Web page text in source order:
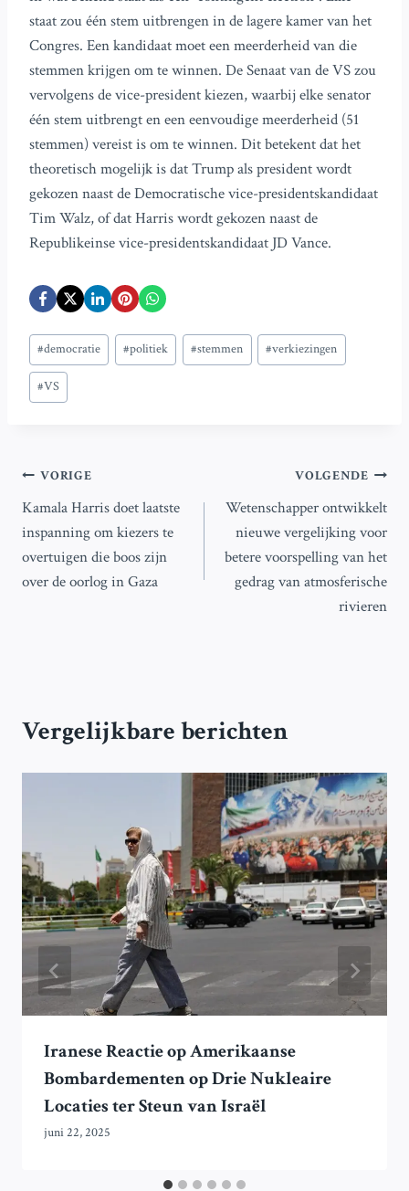
staat zou één stem uitbrengen in de lagere kamer van het
Congres. Een kandidaat moet een meerderheid van die
stemmen krijgen om te winnen. De Senaat van de VS zou
vervolgens de vice-president kiezen, waarbij elke senator
één stem uitbrengt en een eenvoudige meerderheid (51
stemmen) vereist is om te winnen. Dit betekent dat het
theoretisch mogelijk is dat Trump als president wordt
gekozen naast de Democratische vice-presidentskandidaat
Tim Walz, of dat Harris wordt gekozen naast de
Republikeinse vice-presidentskandidaat JD Vance.
Bericht
tags:
#democratie #politiek #stemmen #verkiezingen
#VS
Bericht
navigatie
VORIGE
Kamala Harris doet laatste
inspanning om kiezers te
overtuigen die boos zijn
over de oorlog in Gaza
VOLGENDE
Wetenschapper ontwikkelt
nieuwe vergelijking voor
betere voorspelling van het
gedrag van atmosferische
rivieren
Vergelijkbare berichten
Iranese Reactie op Amerikaanse
Bombardementen op Drie Nukleaire
Locaties ter Steun van Israël
juni 22, 2025